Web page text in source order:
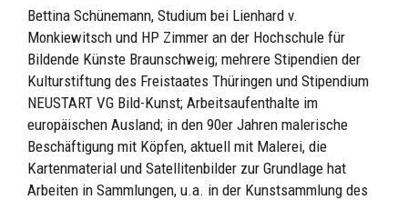
Bettina Schünemann, Studium bei Lienhard v.
Monkiewitsch und HP Zimmer an der Hochschule für
Bildende Künste Braunschweig; mehrere Stipendien der
Kulturstiftung des Freistaates Thüringen und Stipendium
NEUSTART VG Bild-Kunst; Arbeitsaufenthalte im
europäischen Ausland; in den 90er Jahren malerische
Beschäftigung mit Köpfen, aktuell mit Malerei, die
Kartenmaterial und Satellitenbilder zur Grundlage hat
Arbeiten in Sammlungen, u.a. in der Kunstsammlung des